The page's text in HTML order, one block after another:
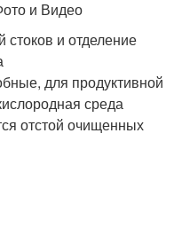
стоков и отделение
для продуктивной
среда
отстой очищенных